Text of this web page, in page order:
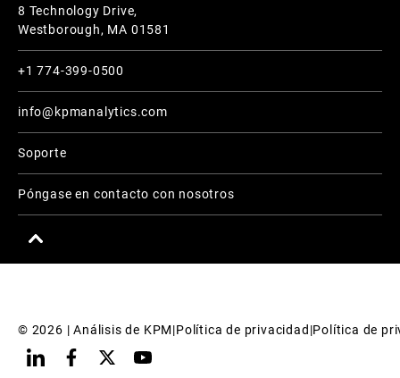
8 Technology Drive,
Westborough, MA 01581
+1 774-399-0500
info@kpmanalytics.com
Soporte
Póngase en contacto con nosotros
© 2026 | Análisis de KPM|Política de privacidad |Política de